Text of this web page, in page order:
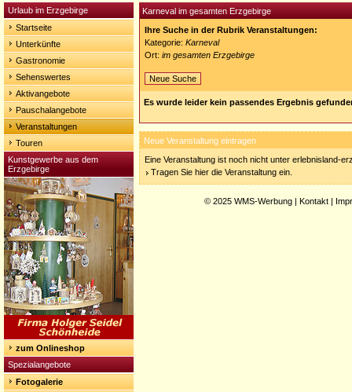
Urlaub im Erzgebirge
Startseite
Unterkünfte
Gastronomie
Sehenswertes
Aktivangebote
Pauschalangebote
Veranstaltungen
Touren
Kunstgewerbe aus dem
Erzgebirge
zum Onlineshop
Spezialangebote
Fotogalerie
Karneval im gesamten Erzgebirge
Ihre Suche in der Rubrik Veranstaltungen:
Kategorie: Karneval
Ort: im gesamten Erzgebirge
Neue Suche
Es wurde leider kein passendes Ergebnis
Neue Veranstaltung eintragen
Eine Veranstaltung ist noch nicht unter erlebnisland-
Tragen Sie hier die Veranstaltung ein.
© 2025 WMS-Werbung | Kontakt |